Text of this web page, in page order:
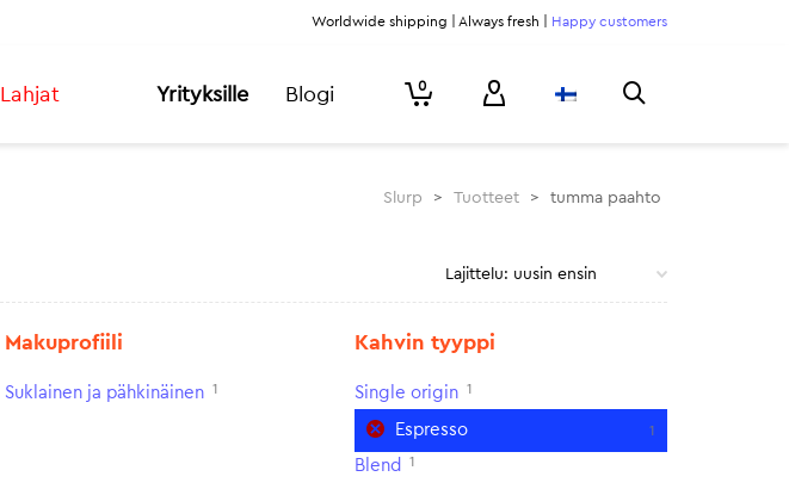
Worldwide shipping | Always fresh | Happy customers
Lahjat Yrityksille Blogi 0
Slurp > Tuotteet > tumma paahto
Makuprofiili
Suklainen ja pähkinäinen 1
Kahvin tyyppi
Single origin 1
Espresso 1
Blend 1